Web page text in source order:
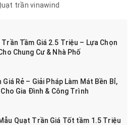
trần vinawind
Trần Tầm Giá 2.5 Triệu – Lựa Chọn
Chung Cư & Nhà Phố
Rẻ – Giải Pháp Làm Mát Bền Bỉ,
Gia Đình & Công Trình
Quạt Trần Giá Tốt tầm 1.5 Triệu